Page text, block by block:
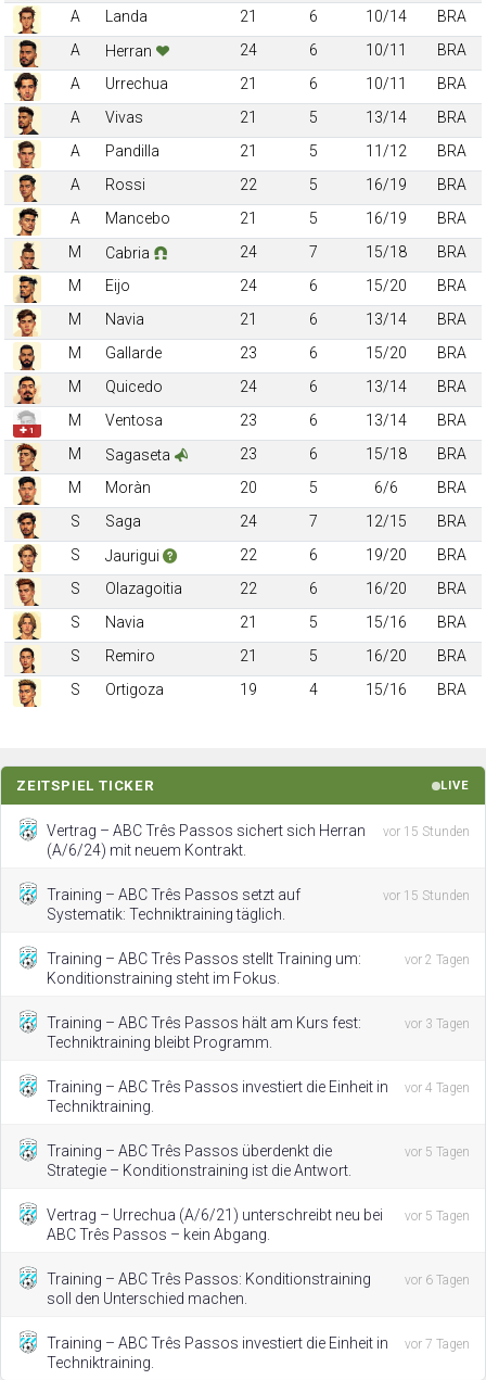
A
Landa 21 6 10/14
BRA
A
Herran 24 6 10/11
BRA
A
Urrechua 21 6 10/11
BRA
A
Vivas 21 5 13/14
BRA
A
Pandilla 21 5 11/12
BRA
A
Rossi 22 5 16/19
BRA
A
Mancebo 21 5 16/19
BRA
M
Cabria 24 7 15/18
BRA
M
Eijo 24 6 15/20
BRA
M
Navia 21 6 13/14
BRA
M
Gallarde 23 6 15/20
BRA
M
Quicedo 24 6 13/14 BRA
✚ 1
M Ventosa 23 6 13/14
BRA
M
Sagaseta 23 6 15/18
BRA
M
Moràn 20 5 6/6
BRA
S
Saga 24 7 12/15
BRA
S
Jaurigui 22 6 19/20
BRA
S
Olazagoitia 22 6 16/20
BRA
S
Navia 21 5 15/16
BRA
S
Remiro 21 5 16/20
BRA
S
Ortigoza 19 4 15/16 BRA
ZEITSPIEL TICKER LIVE
Vertrag – ABC Três Passos sichert sich Herran
(A/6/24) mit neuem Kontrakt.
vor 15 Stunden
Training – ABC Três Passos setzt auf
Systematik: Techniktraining täglich.
vor 15 Stunden
Training – ABC Três Passos stellt Training um:
Konditionstraining steht im Fokus.
vor 2 Tagen
Training – ABC Três Passos hält am Kurs fest:
Techniktraining bleibt Programm.
vor 3 Tagen
Training – ABC Três Passos investiert die Einheit in
Techniktraining.
vor 4 Tagen
Training – ABC Três Passos überdenkt die
Strategie – Konditionstraining ist die Antwort.
vor 5 Tagen
Vertrag – Urrechua (A/6/21) unterschreibt neu bei
ABC Três Passos – kein Abgang.
vor 5 Tagen
Training – ABC Três Passos: Konditionstraining
soll den Unterschied machen.
vor 6 Tagen
Training – ABC Três Passos investiert die Einheit in
Techniktraining.
vor 7 Tagen